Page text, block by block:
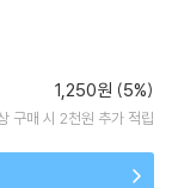
1,250원 (5%)
구매 시 2천원 추가 적립